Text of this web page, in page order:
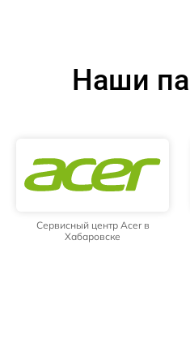
Наши
Сервисный центр Acer в
Хабаровске